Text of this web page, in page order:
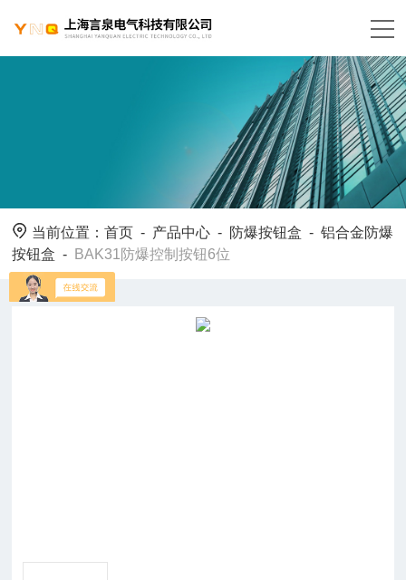
当前位置：首页 - 产品中心 - 防爆按钮盒 -铝合金防爆
按钮盒 - BAK31防爆控制按钮6位